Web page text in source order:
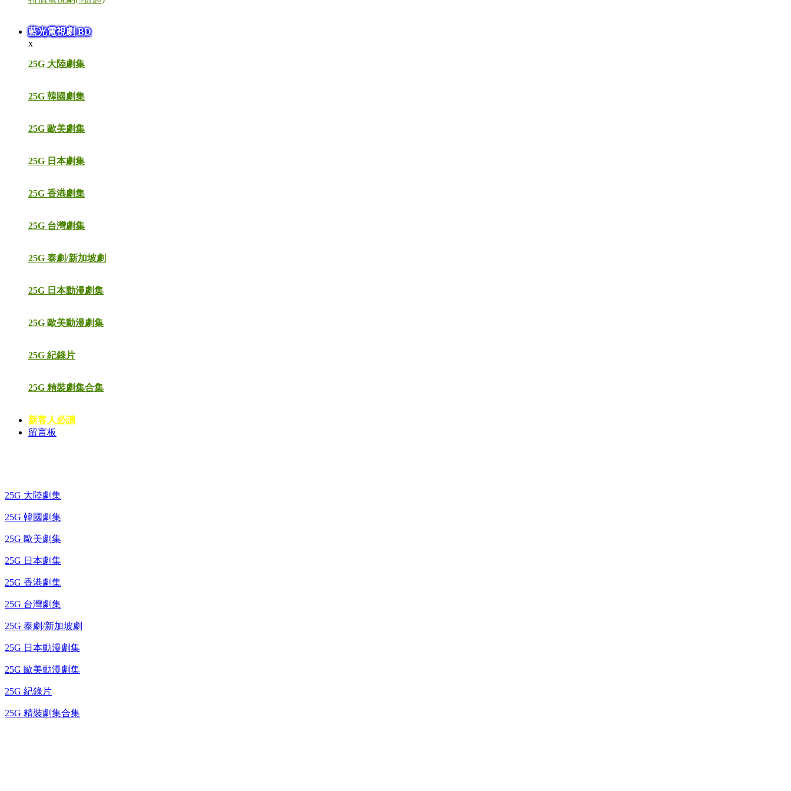
藍光電視劇 BD
x
25G 大陸劇集
25G 韓國劇集
25G 歐美劇集
25G 日本劇集
25G 香港劇集
25G 台灣劇集
25G 泰劇/新加坡劇
25G 日本動漫劇集
25G 歐美動漫劇集
25G 紀錄片
25G 精裝劇集合集
新客人必讀
留言板
25G 大陸劇集
25G 韓國劇集
25G 歐美劇集
25G 日本劇集
25G 香港劇集
25G 台灣劇集
25G 泰劇/新加坡劇
25G 日本動漫劇集
25G 歐美動漫劇集
25G 紀錄片
25G 精裝劇集合集